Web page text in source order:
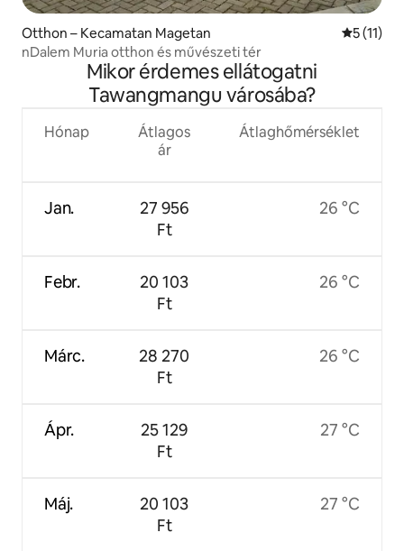
Otthon – Kecamatan Magetan Átlagos
5 (11)
nDalem Muria otthon és művészeti tér
Mikor érdemes ellátogatni
Tawangmangu városába?
Hónap
Jan.
Febr.
Márc.
Ápr.
Máj.
Átlagos
ár
27 956
Ft
20 103
Ft
28 270
Ft
25 129
Ft
20 103
Ft
Átlaghőmérséklet
26 °C
26 °C
26 °C
27 °C
27 °C